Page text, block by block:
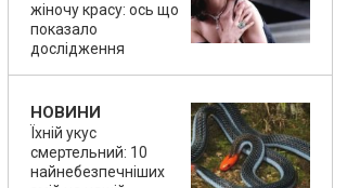
жіночу красу: ось що
показало
дослідження
НОВИНИ
Їхній укус
смертельний: 10
найнебезпечніших